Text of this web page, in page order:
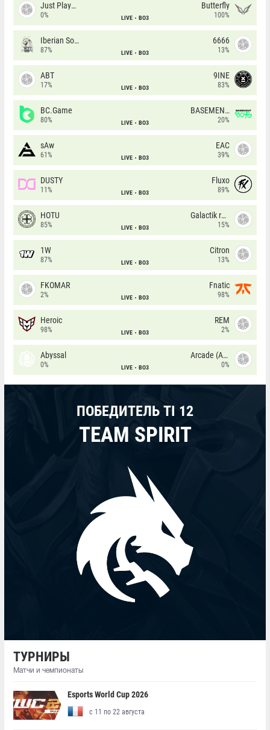
Just Players
0% LIVE BO3
Butterfly
100%
Iberian Soul
87% LIVE BO3
6666
13%
ABT
17% LIVE BO3
9INE
83%
BC.Game
80% LIVE BO3
BASEMENT BOYS
20%
sAw
61% LIVE BO3
EAC
39%
DUSTY
11% LIVE BO3
Fluxo
89%
HOTU
85% LIVE BO3
Galactik rebels
15%
1W
87% LIVE BO3
Citron
13%
FKOMAR
2% LIVE BO3
Fnatic
98%
Heroic
98% LIVE BO3
REM
2%
Abyssal
0% LIVE BO3
Arcade (AU)
0%
ПОБЕДИТЕЛЬ TI 12
TEAM SPIRIT
ТУРНИРЫ
Матчи и чемпионаты
Esports World Cup 2026
с 11 по 22 августа